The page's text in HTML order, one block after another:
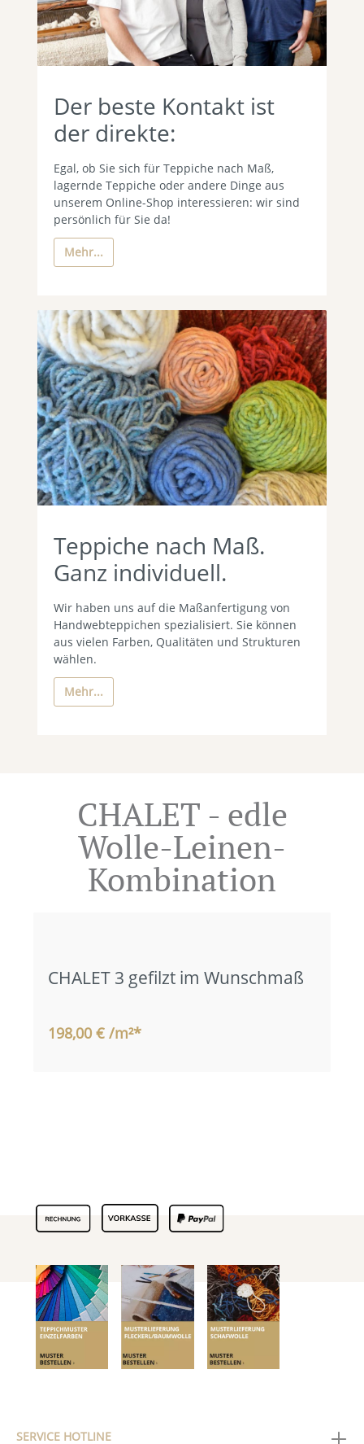
Der beste Kontakt ist
der direkte:
Egal, ob Sie sich für Teppiche nach Maß,
lagernde Teppiche oder andere Dinge aus
unserem Online-Shop interessieren: wir sind
persönlich für Sie da!
Mehr...
Teppiche nach Maß.
Ganz individuell.
Wir haben uns auf die Maßanfertigung von
Handwebteppichen spezialisiert. Sie können
aus vielen Farben, Qualitäten und Strukturen
wählen.
Mehr...
CHALET - edle
Wolle-Leinen-
Kombination
CHALET 3 gefilzt im Wunschmaß
198,00 € /m²*
SERVICE HOTLINE